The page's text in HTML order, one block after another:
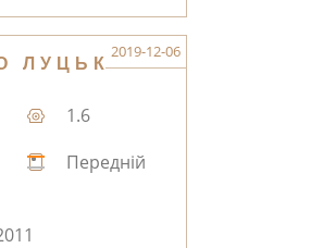
ЛУЦЬК
2019-12-06
1.6
Передній